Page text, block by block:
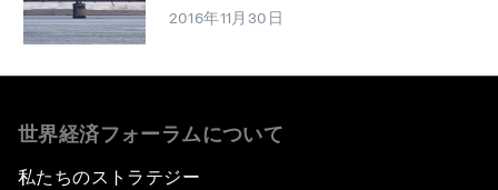
2016年11月30日
世界経済フォーラムについて
私たちのストラテジー